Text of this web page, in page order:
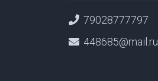
79028777797
448685@mail.ru